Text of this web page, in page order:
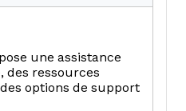
une assistance
des ressources
options de support